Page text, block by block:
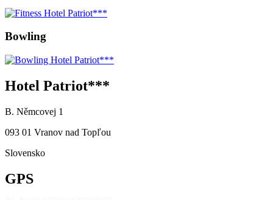
Bowling
Hotel Patriot***
B. Němcovej 1
093 01 Vranov nad Topľou
Slovensko
GPS